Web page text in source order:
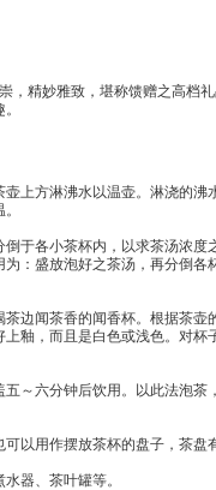
，精妙雅致，堪称馈赠之高档
方淋沸水以温壶。淋浇的沸
各小茶杯内，以求茶汤浓度
：盛放泡好之茶汤，再分倒各
闻茶香的闻香杯。根据茶壶
釉，而且是白色或浅色。对杯
六分钟后饮用。以此法泡茶
用作摆放茶杯的盘子，茶盘
器、茶叶罐等。